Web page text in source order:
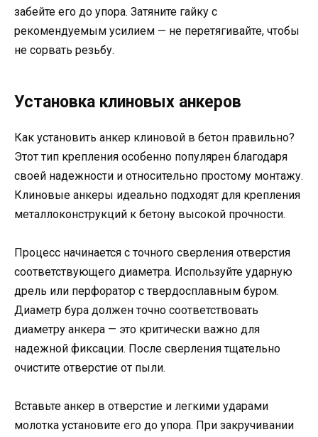
забейте его до упора. Затяните гайку с
рекомендуемым усилием — не перетягивайте, чтобы
не сорвать резьбу.
Установка клиновых анкеров
Как установить анкер клиновой в бетон правильно?
Этот тип крепления особенно популярен благодаря
своей надежности и относительно простому монтажу.
Клиновые анкеры идеально подходят для крепления
металлоконструкций к бетону высокой прочности.
Процесс начинается с точного сверления отверстия
соответствующего диаметра. Используйте ударную
дрель или перфоратор с твердосплавным буром.
Диаметр бура должен точно соответствовать
диаметру анкера — это критически важно для
надежной фиксации. После сверления тщательно
очистите отверстие от пыли.
Вставьте анкер в отверстие и легкими ударами
молотка установите его до упора. При закручивании